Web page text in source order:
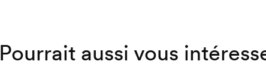
Pourrait aussi vous